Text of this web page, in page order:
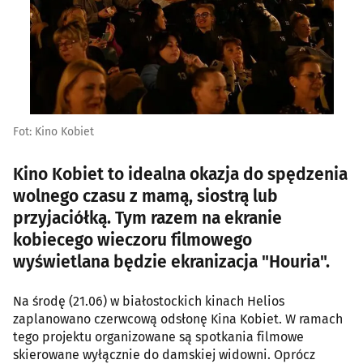
Fot: Kino Kobiet
Kino Kobiet to idealna okazja do spędzenia
wolnego czasu z mamą, siostrą lub
przyjaciółką. Tym razem na ekranie
kobiecego wieczoru filmowego
wyświetlana będzie ekranizacja "Houria".
Na środę (21.06) w białostockich kinach Helios
zaplanowano czerwcową odsłonę Kina Kobiet. W ramach
tego projektu organizowane są spotkania filmowe
skierowane wyłącznie do damskiej widowni. Oprócz